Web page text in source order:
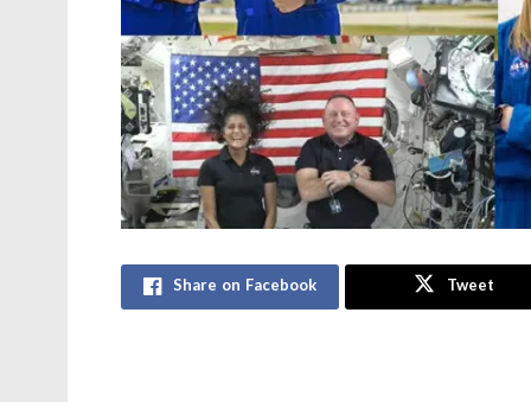
Share on Facebook Tweet